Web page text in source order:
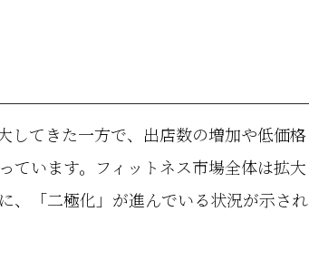
してきた一方で、出店数の増加や低価格
ています。フィットネス市場全体は拡大
、「二極化」が進んでいる状況が示され